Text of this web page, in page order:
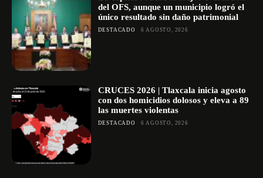
del OFS, aunque un municipio logró el
único resultado sin daño patrimonial
DESTACADO 6 AGOSTO, 2026
CRUCES 2026 | Tlaxcala inicia agosto
con dos homicidios dolosos y eleva a 89
las muertes violentas
DESTACADO 6 AGOSTO, 2026